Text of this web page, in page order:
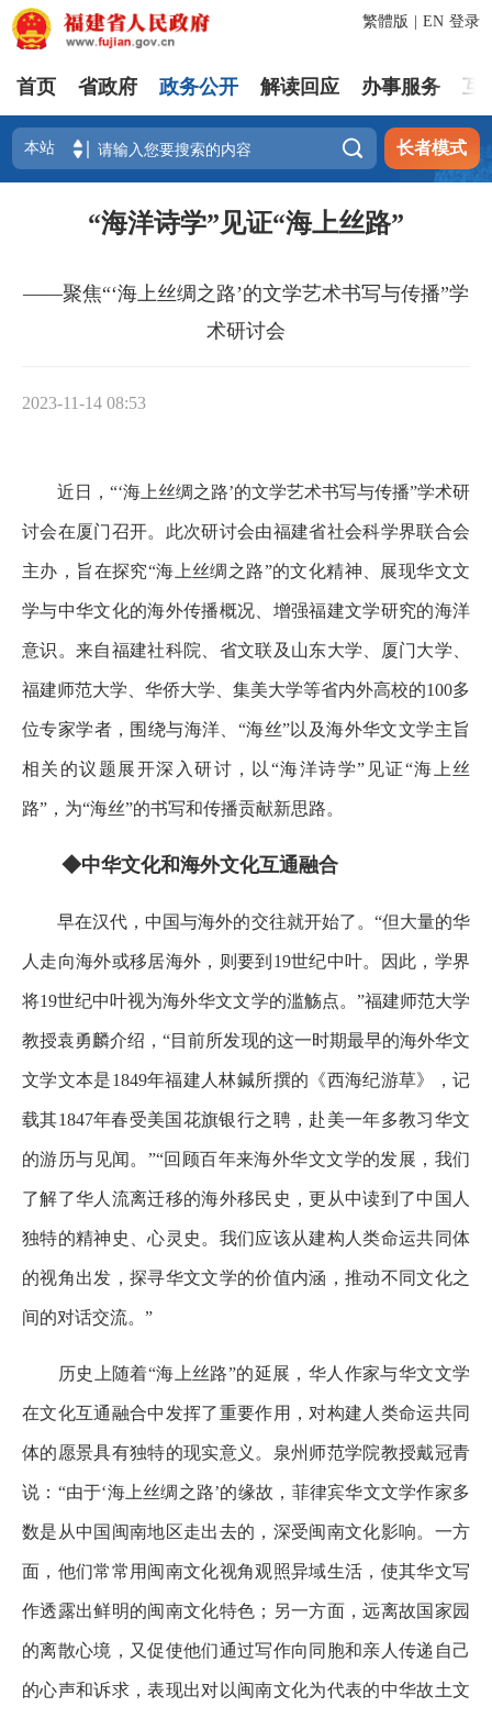
登录
繁體版 EN
首页 省政府 政务公开 解读回应 办事服务 互
 长者模式
“海洋诗学”见证“海上丝路”
——聚焦“‘海上丝绸之路’的文学艺术书写与传播”学
术研讨会
2023-11-14 08:53
近日，“‘海上丝绸之路’的文学艺术书写与传播”学术研
讨会在厦门召开。此次研讨会由福建省社会科学界联合会
主办，旨在探究“海上丝绸之路”的文化精神、展现华文文
学与中华文化的海外传播概况、增强福建文学研究的海洋
意识。来自福建社科院、省文联及山东大学、厦门大学、
福建师范大学、华侨大学、集美大学等省内外高校的100多
位专家学者，围绕与海洋、“海丝”以及海外华文文学主旨
相关的议题展开深入研讨，以“海洋诗学”见证“海上丝
路”，为“海丝”的书写和传播贡献新思路。
◆中华文化和海外文化互通融合
早在汉代，中国与海外的交往就开始了。“但大量的华
人走向海外或移居海外，则要到19世纪中叶。因此，学界
将19世纪中叶视为海外华文文学的滥觞点。”福建师范大学
教授袁勇麟介绍，“目前所发现的这一时期最早的海外华文
文学文本是1849年福建人林鍼所撰的《西海纪游草》，记
载其1847年春受美国花旗银行之聘，赴美一年多教习华文
的游历与见闻。”“回顾百年来海外华文文学的发展，我们
了解了华人流离迁移的海外移民史，更从中读到了中国人
独特的精神史、心灵史。我们应该从建构人类命运共同体
的视角出发，探寻华文文学的价值内涵，推动不同文化之
间的对话交流。”
历史上随着“海上丝路”的延展，华人作家与华文文学
在文化互通融合中发挥了重要作用，对构建人类命运共同
体的愿景具有独特的现实意义。泉州师范学院教授戴冠青
说：“由于‘海上丝绸之路’的缘故，菲律宾华文文学作家多
数是从中国闽南地区走出去的，深受闽南文化影响。一方
面，他们常常用闽南文化视角观照异域生活，使其华文写
作透露出鲜明的闽南文化特色；另一方面，远离故国家园
的离散心境，又促使他们通过写作向同胞和亲人传递自己
的心声和诉求，表现出对以闽南文化为代表的中华故土文